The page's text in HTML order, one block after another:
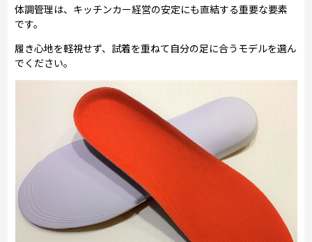
体調管理は、キッチンカー経営の安定にも直結する重要な要素
です。
履き心地を軽視せず、試着を重ねて自分の足に合うモデルを選ん
でください。